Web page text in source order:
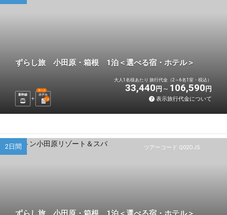
ずらし旅 小田原・箱根 1泊＜選べる宿・ホテル＞
新幹線 ホテル
選べる
1 泊
大人1名様あたり 旅行代金（2～6名1室・税込）
33,440 円 106,590 円
表示旅行代金について
ツアーコード Q02OJ5
2日間